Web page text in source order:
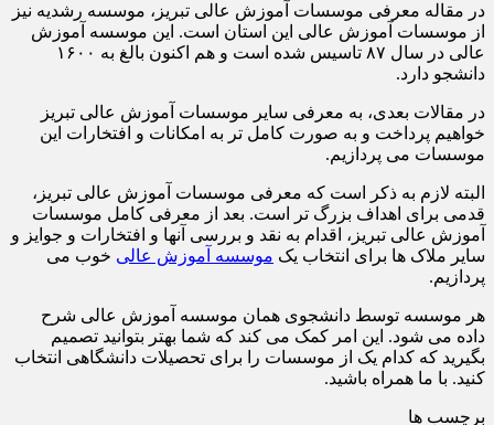
در مقاله معرفی موسسات آموزش عالی تبریز، موسسه رشدیه نیز
از موسسات آموزش عالی این استان است. این موسسه آموزش
عالی در سال ۸۷ تاسیس شده است و هم اکنون بالغ به ۱۶۰۰
دانشجو دارد.
در مقالات بعدی، به معرفی سایر موسسات آموزش عالی تبریز
خواهیم پرداخت و به صورت کامل تر به امکانات و افتخارات این
موسسات می پردازیم.
البته لازم به ذکر است که معرفی موسسات آموزش عالی تبریز،
قدمی برای اهداف بزرگ تر است. بعد از معرفی کامل موسسات
آموزش عالی تبریز، اقدام به نقد و بررسی آنها و افتخارات و جوایز و
سایر ملاک ها برای انتخاب یک موسسه آموزش عالی خوب می
پردازیم.
هر موسسه توسط دانشجوی همان موسسه آموزش عالی شرح
داده می شود. این امر کمک می کند که شما بهتر بتوانید تصمیم
بگیرید که کدام یک از موسسات را برای تحصیلات دانشگاهی انتخاب
کنید. با ما همراه باشید.
برچسب ها